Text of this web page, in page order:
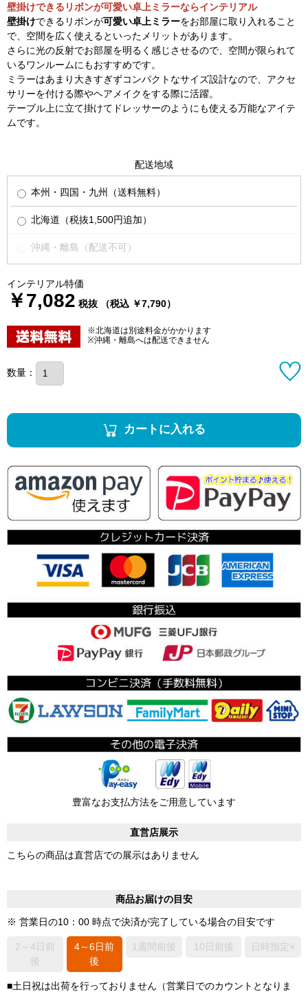
壁掛けできるリボンが可愛い卓上ミラーならインテリアル
壁掛けできるリボンが可愛い卓上ミラーをお部屋に取り入れること
で、空間を広く使えるといったメリットがあります。
さらに光の反射でお部屋を明るく感じさせるので、空間が限られて
いるワンルームにもおすすめです。
ミラーはあまり大きすぎずコンパクトなサイズ設計なので、アクセ
サリーを付ける際やヘアメイクをする際に活躍。
テーブル上に立て掛けてドレッサーのようにも使える万能なアイテ
ムです。
配送地域
本州・四国・九州（送料無料）
北海道（税抜1,500円追加）
沖縄・離島（配送不可）
インテリアル特価
￥7,082 税抜 （税込 ￥7,790）
※北海道は別途料金がかかります
※沖縄・離島へは配送できません
数量：
カートに入れる
豊富なお支払方法をご用意しています
直営店展示
こちらの商品は直営店での展示はありません
商品お届けの目安
※ 営業日の10：00 時点で決済が完了している場合の目安です
2～4日前
後
4～6日前
後
1週間前後 10日前後 日時指定×
■土日祝は出荷を行っておりません（営業日でのカウントとなりま